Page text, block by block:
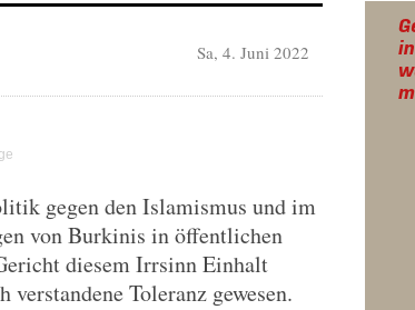
Sa, 4. Juni 2022
gegen den Islamismus und im
von Burkinis in öffentlichen
diesem Irrsinn Einhalt
Toleranz gewesen.